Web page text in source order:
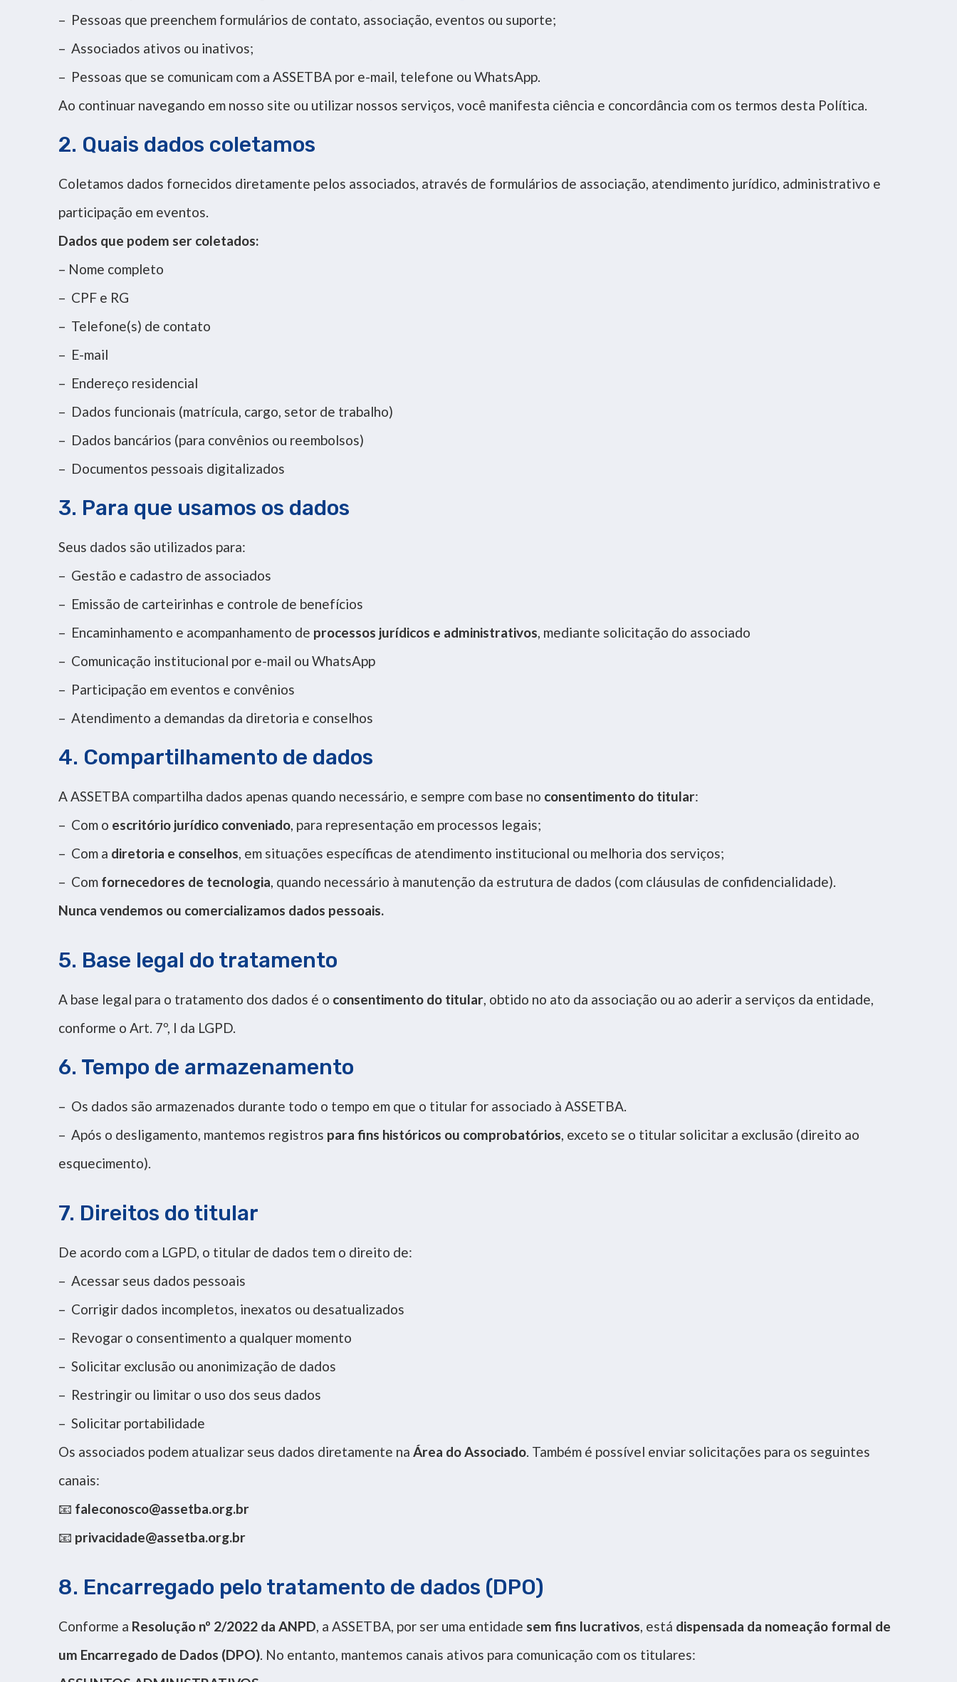
– Pessoas que preenchem formulários de contato, associação, eventos ou suporte;
– Associados ativos ou inativos;
– Pessoas que se comunicam com a ASSETBA por e-mail, telefone ou WhatsApp.
Ao continuar navegando em nosso site ou utilizar nossos serviços, você manifesta ciência e concordância com os termos desta Política.
2. Quais dados coletamos
Coletamos dados fornecidos diretamente pelos associados, através de formulários de associação, atendimento jurídico, administrativo e
participação em eventos.
Dados que podem ser coletados:
– Nome completo
– CPF e RG
– Telefone(s) de contato
– E-mail
– Endereço residencial
– Dados funcionais (matrícula, cargo, setor de trabalho)
– Dados bancários (para convênios ou reembolsos)
– Documentos pessoais digitalizados
3. Para que usamos os dados
Seus dados são utilizados para:
– Gestão e cadastro de associados
– Emissão de carteirinhas e controle de benefícios
– Encaminhamento e acompanhamento de processos jurídicos e administrativos, mediante solicitação do associado
– Comunicação institucional por e-mail ou WhatsApp
– Participação em eventos e convênios
– Atendimento a demandas da diretoria e conselhos
4. Compartilhamento de dados
A ASSETBA compartilha dados apenas quando necessário, e sempre com base no consentimento do titular:
– Com o escritório jurídico conveniado, para representação em processos legais;
– Com a diretoria e conselhos, em situações específicas de atendimento institucional ou melhoria dos serviços;
– Com fornecedores de tecnologia, quando necessário à manutenção da estrutura de dados (com cláusulas de confidencialidade).
Nunca vendemos ou comercializamos dados pessoais.
5. Base legal do tratamento
A base legal para o tratamento dos dados é o consentimento do titular, obtido no ato da associação ou ao aderir a serviços da entidade,
conforme o Art. 7º, I da LGPD.
6. Tempo de armazenamento
– Os dados são armazenados durante todo o tempo em que o titular for associado à ASSETBA.
– Após o desligamento, mantemos registros para fins históricos ou comprobatórios, exceto se o titular solicitar a exclusão (direito ao
esquecimento).
7. Direitos do titular
De acordo com a LGPD, o titular de dados tem o direito de:
– Acessar seus dados pessoais
– Corrigir dados incompletos, inexatos ou desatualizados
– Revogar o consentimento a qualquer momento
– Solicitar exclusão ou anonimização de dados
– Restringir ou limitar o uso dos seus dados
– Solicitar portabilidade
Os associados podem atualizar seus dados diretamente na Área do Associado. Também é possível enviar solicitações para os seguintes
canais:
📧 faleconosco@assetba.org.br
📧 privacidade@assetba.org.br
8. Encarregado pelo tratamento de dados (DPO)
Conforme a Resolução nº 2/2022 da ANPD, a ASSETBA, por ser uma entidade sem fins lucrativos, está dispensada da nomeação formal de
um Encarregado de Dados (DPO). No entanto, mantemos canais ativos para comunicação com os titulares: